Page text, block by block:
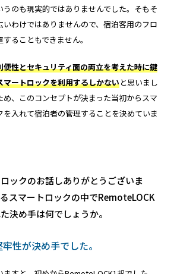
うのも現実的ではありませんでした。そもそ
いわけではありませんので、宿泊客用のフロ
ることもできません。
便性とセキュリティ面の両立を考えた時に鍵
マートロックを利用するしかないと思いまし
め、このコンセプトが決まった当初からスマ
を入れて宿泊者の管理することを決めていま
ックのお話しありがとうございま
スマートロックの中でRemoteLOCK
決め手は何でしょうか。
性が決め手でした。